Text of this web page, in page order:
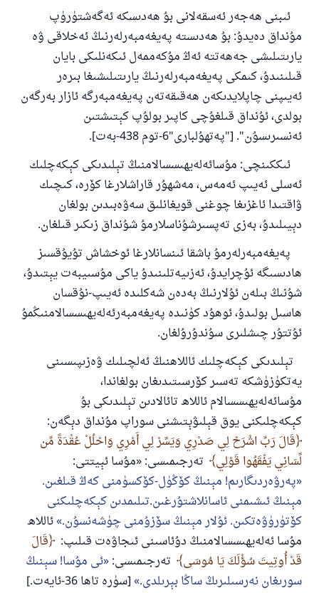
ئىبنى ھەجەر ئەسقەلانى بۇ ھەدىسكە ئەگەشتۈرۈپ
مۇنداق دەيدۇ: بۇ ھەدىستە پەيغەمبەرلەرنىڭ ئەخلاقى ۋە
يارىتىلىشى جەھەتتە ئەڭ مۇكەممەل ئىكەنلىكى بايان
قىلىنىدۇ، كىمكى پەيغەمبەرلەرنىڭ يارىتىلىشىغا بىرەر
ئەيىپنى چاپلايدىكەن ھەقىقەتەن پەيغەمبەرگە ئازار بەرگەن
بولدى، ئۇنداق قىلغۇچى كاپىر بولۇپ كېتىشتىن
ئەنسىرىسۇن". ["پەتھۇلبارى"6-توم 438-بەت].
ئىككىنچى: مۇسائەلەيھىسسالامنىڭ تېلىدىكى كېكەچلىك
ئەسلى ئەيىپ ئەمەس، مەشھۇر قاراشلارغا كۆرە، كىچىك
ۋاقتىدا ئاغزىغا چوغنى قويغانلىق سەۋەبىدىن بولغان
دېيىلىدۇ، بەزى تەپسىرشۇناسلارمۇ شۇنداق زىكىر قىلغان.
پەيغەمبەرلەرمۇ باشقا ئىنسانلارغا ئوخشاش تۇيۇقسىز
ھادىسىگە ئۇچرايدۇ، ئەزىيەتلىنىدۇ ياكى مۇسىيبەت يېتىدۇ،
شۇنىڭ بىلەن ئۇلارنىڭ بەدەن شەكلىدە ئەيىپ-نۇقسان
ھاسىل بولىدۇ، ئوھۇد كۈنىدە پەيغەمبەرئەلەيھىسسالامنىڭمۇ
ئۇتتۇر چىشلىرى سۇندۇرۇلغان.
تېلىدىكى كېكەچلىك ئاللاھنىڭ ئەلچىلىك ۋەزىپىسىنى
يەتكۈزۈشكە تەسىر كۆرسىتىدىغان بولغاندا،
مۇسائەلەيھىسسالام ئاللاھ تائالادىن تېلىدىكى بۇ
كېكەچلىكنى يوق قېلىۋېتىشنى سوراپ مۇنداق دېگەن:
قَالَ رَبِّ اشْرَحْ لِي صَدْرِي وَيَسِّرْ لِي أَمْرِي وَاحْلُلْ عُقْدَةً مِّن
لِّسَانِي يَفْقَهُوا قَوْلِي
تەرجىمىسى: «مۇسا ئېيتتى:
پەرۋەردىگارىم! مېنىڭ كۆڭۈل-كۆكسۈمنى كەڭ قىلغىن.
مېنىڭ ئىشىمنى ئاسانلاشتۇرغىن.تىلىمدىن كېكەچلىكنى
كۆتۈرۈۋەتكىن. ئۇلار مېنىڭ سۆزۇمنى چۈشەنسۇن. ئاللاھ
مۇسا ئەلەيھىسسالامنىڭ دۇئاسىنى ئىجاۋەت قىلىپ:
قَالَ
قَدْ أُوتِيتَ سُؤْلَكَ يَا مُوسَى
تەرجىمىسى: ئى مۇسا! سېنىڭ
سورىغان نەرسىلىرىڭ ساڭا بېرىلدى. [سۈرە تاھا 36-ئايەت.]